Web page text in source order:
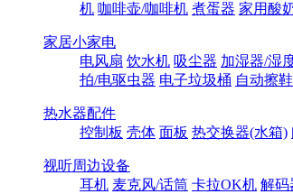
机 咖啡壶/咖啡机 煮蛋器 家用酸
家居小家电
电风扇 饮水机 吸尘器 加湿器/湿
拍/电驱虫器 电子垃圾桶 自动擦
热水器配件
控制板 壳体 面板 热交换器(水箱)
视听周边设备
耳机 麦克风/话筒 卡拉OK机 解码